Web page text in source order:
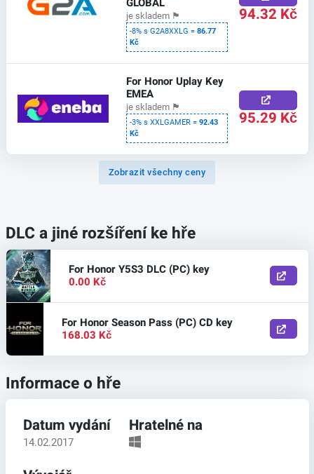
je skladem 🏴
-8% s G2A8XXLG =86.77
Kč
94.32 Kč
For Honor Uplay Key
EMEA
je skladem 🏴
-3% s XXLGAMER =92.43
Kč
95.29 Kč
Zobrazit všechny ceny
DLC a jiné rozšíření ke hře
For Honor Y5S3 DLC (PC) key
0.00 Kč
For Honor Season Pass (PC) CD key
168.03 Kč
Informace o hře
Datum vydání
14.02.2017
Hratelné na